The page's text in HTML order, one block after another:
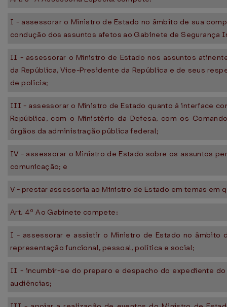
I - assessorar o Ministro de Estado no âmbito de sua
condução dos assuntos afetos ao Gabinete de Segurança
II - assessorar o Ministro de Estado nos assuntos
da República, Vice-Presidente da República e de seus
de polícia;
III - assessorar o Ministro de Estado quanto à interface
República, com o Ministério da Defesa, com os
órgãos da administração pública federal;
IV - assessorar o Ministro de Estado sobre os assuntos
comunicação; e
V - prestar assessoria ao Ministro de Estado em temas em
Art. 4º Ao Gabinete compete:
I - assessorar e assistir o Ministro de Estado no âmbito
representação funcional, pessoal, política e social;
II - incumbir-se do preparo e despacho do expediente
audiências;